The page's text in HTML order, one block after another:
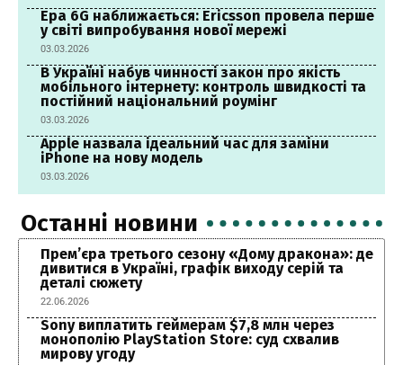
Ера 6G наближається: Ericsson провела перше
у світі випробування нової мережі
03.03.2026
В Україні набув чинності закон про якість
мобільного інтернету: контроль швидкості та
постійний національний роумінг
03.03.2026
Apple назвала ідеальний час для заміни
iPhone на нову модель
03.03.2026
Останні новини
Прем’єра третього сезону «Дому дракона»: де
дивитися в Україні, графік виходу серій та
деталі сюжету
22.06.2026
Sony виплатить геймерам $7,8 млн через
монополію PlayStation Store: суд схвалив
мирову угоду